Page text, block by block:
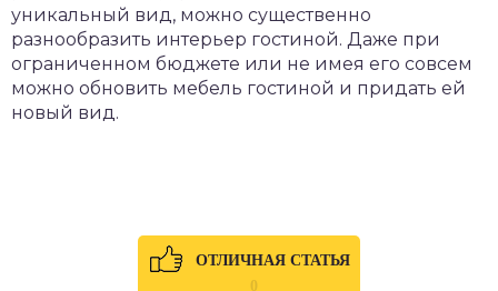
уникальный вид, можно существенно
разнообразить интерьер гостиной. Даже при
ограниченном бюджете или не имея его совсем
можно обновить мебель гостиной и придать ей
новый вид.
ОТЛИЧНАЯ СТАТЬЯ
0